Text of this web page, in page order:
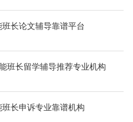
长论文辅导靠谱平台
班长留学辅导推荐专业机构
长申诉专业靠谱机构